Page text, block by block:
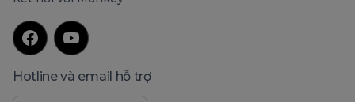
Hotline và email hỗ trợ